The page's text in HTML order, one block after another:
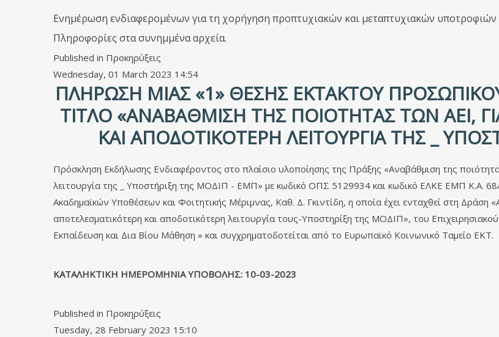
Ενημέρωση ενδιαφερομένων για τη χορήγηση προπτυχιακών και μεταπτυχιακών
Πληροφορίες στα συνημμένα αρχεία.
Published in Προκηρύξεις
Wednesday, 01 March 2023 14:54
ΠΛΉΡΩΣΗ ΜΙΑΣ «1» ΘΈΣΗΣ ΈΚΤΑΚΤΟΥ
ΤΊΤΛΟ «ΑΝΑΒΆΘΜΙΣΗ ΤΗΣ ΠΟΙΌΤΗΤΑΣ ΤΩΝ ΑΕΙ,
ΚΑΙ ΑΠΟΔΟΤΙΚΌΤΕΡΗ ΛΕΙΤΟΥΡΓΊΑ ΤΗΣ _
Πρόσκληση Εκδήλωσης Ενδιαφέροντος στο πλαίσιο υλοποίησης της Πράξης «Αναβάθμιση της
λειτουργία της _ Υποστήριξη της ΜΟΔΙΠ - ΕΜΠ» με κωδικό ΟΠΣ 5129934 και κωδικό ΕΛΚΕ ΕΜΠ Κ.Α.
Ακαδημαϊκών Υποθέσεων και Φοιτητικής Μέριμνας, Καθ. Δ. Γκιντίδη, η οποία έχει ενταχθεί στη Δράση
αποτελεσματικότερη και αποδοτικότερη λειτουργία τους-Υποστηρίξη της ΜΟΔΙΠ», του
Εκπαίδευση και Δια Βίου Μάθηση » και συγχρηματοδοτείται από το Ευρωπαϊκό Κοινωνικό Ταμείο ΕΚΤ.
ΚΑΤΑΛΗΚΤΙΚΗ ΗΜΕΡΟΜΗΝΙΑ ΥΠΟΒΟΛΗΣ: 10-03-2023
Published in Προκηρύξεις
Tuesday, 28 February 2023 15:10